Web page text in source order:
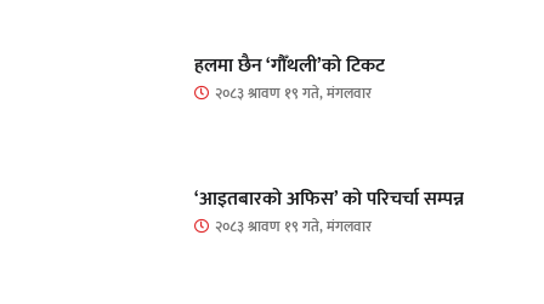
हलमा छैन ‘गौँथली’को टिकट
२०८३ श्रावण १९ गते, मंगलवार
‘आइतबारको अफिस’ को परिचर्चा सम्पन्न
२०८३ श्रावण १९ गते, मंगलवार